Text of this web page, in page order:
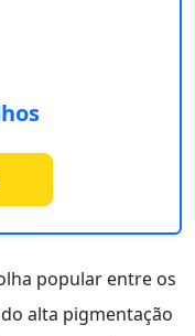
popular entre os
alta pigmentação